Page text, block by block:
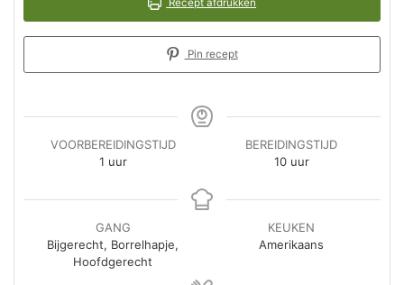
Recept afdrukken
Pin recept
VOORBEREIDINGSTIJD
1uur
uur
BEREIDINGSTIJD
10uur
uur
GANG
Bijgerecht, Borrelhapje,
Hoofdgerecht
KEUKEN
Amerikaans